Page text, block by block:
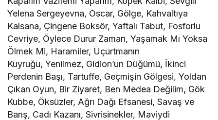
Yelena Sergeyevna, Oscar, Gölge, Kahvaltıya
Kalsana, Çingene Boksör, Yaftalı Tabut, Fosforlu
Cevriye, Öylece Durur Zaman, Yaşamak Mı Yoksa
Ölmek Mi, Haramiler, Uçurtmanın
Kuyruğu, Yenilmez, Gidion’un Düğümü, İkinci
Perdenin Başı, Tartuffe, Geçmişin Gölgesi, Yoldan
Çıkan Oyun, Bir Ziyaret, Ben Medea Değilim, Gök
Kubbe, Öksüzler, Ağrı Dağı Efsanesi, Savaş ve
Barış, Cadı Kazanı, Sivrisinekler, Maviydi